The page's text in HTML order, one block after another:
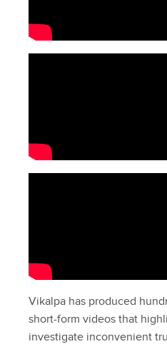
Vikalpa has produced
short-form videos that
investigate inconvenient